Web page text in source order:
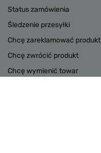
Status zamówienia
Śledzenie przesyłki
Chcę zareklamować produkt
Chcę zwrócić produkt
Chcę wymienić towar